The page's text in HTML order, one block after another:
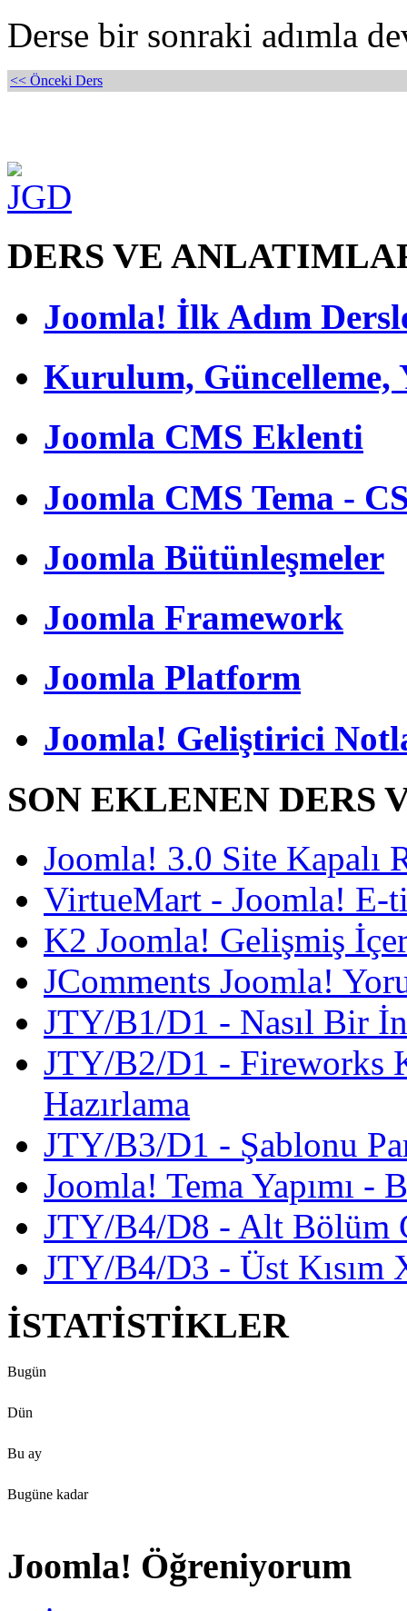
Derse bir sonraki adımla
<< Önceki Ders
DERS VE
Joomla! İlk Adım
Kurulum, Güncelleme,
Joomla CMS Eklenti
Joomla CMS Tema -
Joomla Bütünleşmeler
Joomla Framework
Joomla Platform
Joomla! Geliştirici
SON EKLENEN DERS
Joomla! 3.0 Site Kapalı
VirtueMart - Joomla! E-
K2 Joomla! Gelişmiş
JComments Joomla!
JTY/B1/D1 - Nasıl Bir
JTY/B2/D1 - Fireworks
Hazırlama
JTY/B3/D1 - Şablonu
Joomla! Tema Yapımı -
JTY/B4/D8 - Alt Bölüm
JTY/B4/D3 - Üst Kısım
İSTATİSTİKLER
Bugün
Dün
Bu ay
Bugüne kadar
Joomla! Öğreniyorum